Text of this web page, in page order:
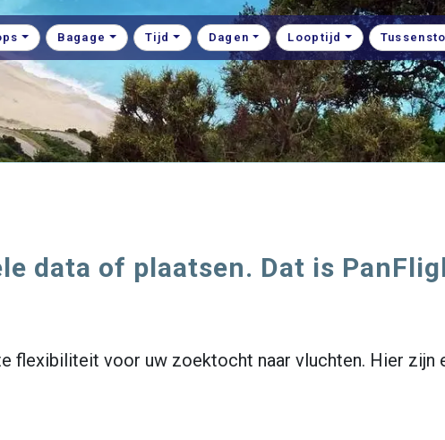
Bagage Tijd Dagen Looptijd
data of plaatsen. Dat is
flexibiliteit voor uw zoektocht naar vluchten. Hier zijn